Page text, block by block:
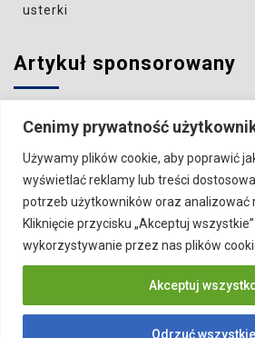
Cenimy prywatność
Używamy plików cookie, aby poprawić
wyświetlać reklamy lub treści
potrzeb użytkowników oraz analizować
Kliknięcie przycisku „Akceptuj
wykorzystywanie przez nas plików
Odrzuć wszystkie
Akceptuj
usterki
Artykuł sponsorowany
Wzbudź zainteresowanie Czytelnika
naszym serwisie.